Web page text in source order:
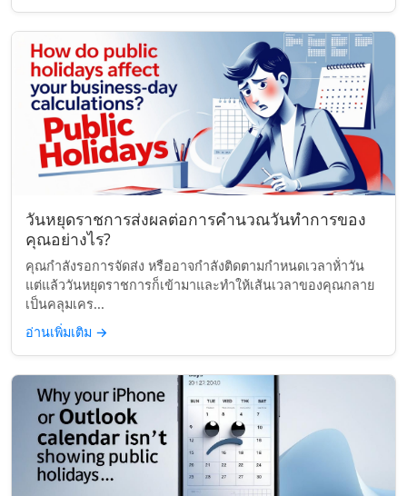
วันหยุดราชการส่งผลต่อการคำนวณวันทำการของ
คุณอย่างไร?
คุณกำลังรอการจัดส่ง หรืออาจกำลังติดตามกำหนดเวลาห้่าวัน
แต่แล้ววันหยุดราชการก็เข้ามาและทำให้เส้นเวลาของคุณกลาย
เป็นคลุมเคร...
อ่านเพิ่มเติม →